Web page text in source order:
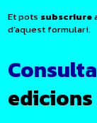
Et pots subscriure
d’aquest formulari.